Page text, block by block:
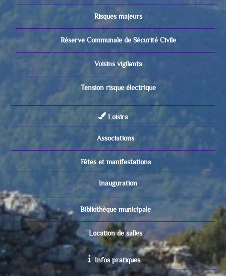
Risques majeurs
Réserve Communale de Sécurité Civile
Voisins vigilants
Tension risque électrique
Loisirs
Associations
Fêtes et manifestations
Inauguration
Bibliothèque municipale
Location de salles
Infos pratiques